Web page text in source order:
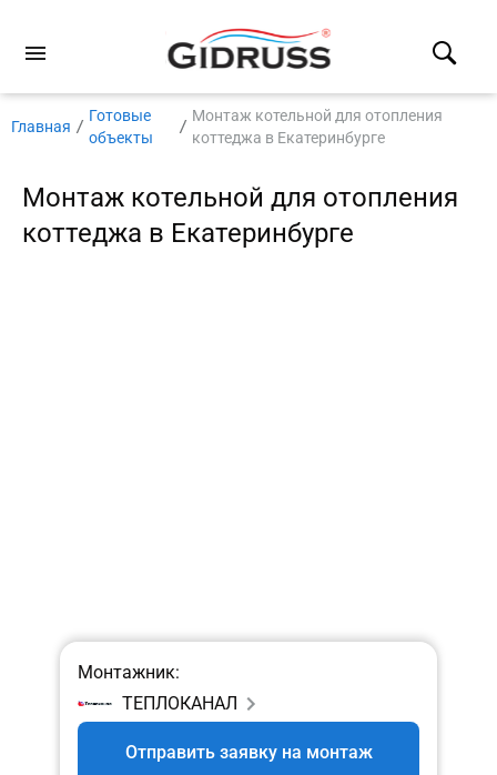
Главная
Готовые
объекты
Монтаж котельной для отопления
коттеджа в Екатеринбурге
Монтаж котельной для отопления
коттеджа в Екатеринбурге
Монтажник:
ТЕПЛОКАНАЛ
Отправить заявку на монтаж